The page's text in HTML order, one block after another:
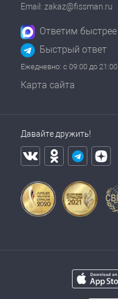
Email: zakaz@fissman.ru
Ответим быстрее
Быстрый ответ
Ежедневно: с 09:00 до 21:00
Карта сайта
Давайте дружить!